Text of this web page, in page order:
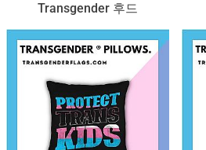
Transgender 후드